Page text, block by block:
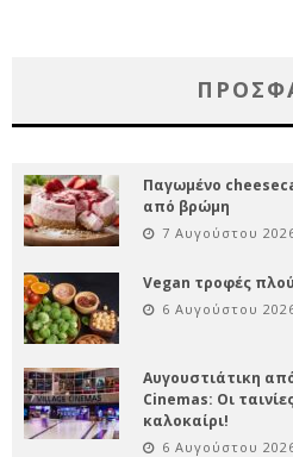
Παγωμένο
από βρώμη
7 Αυγούστου
Vegan τροφές
6 Αυγούστου
Αυγουστιάτικη
Cinemas: Οι
καλοκαίρι!
6 Αυγούστου